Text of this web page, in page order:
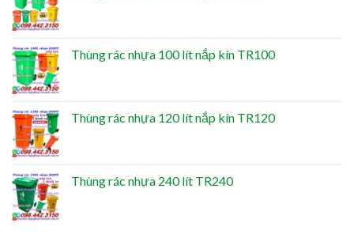
Thùng rác nhựa 100 lít nắp kín TR100
Thùng rác nhựa 120 lít nắp kín TR120
Thùng rác nhựa 240 lít TR240